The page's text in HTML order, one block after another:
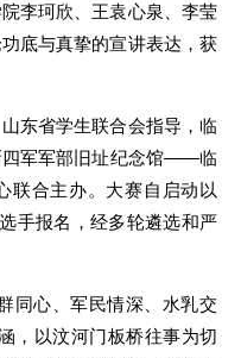
李珂欣、王袁心泉、李莹
底与真挚的宣讲表达，获
东省学生联合会指导，临
四军军部旧址纪念馆——临
联合主办。大赛自启动以
手报名，经多轮遴选和严
同心、军民情深、水乳交
，以汶河门板桥往事为切